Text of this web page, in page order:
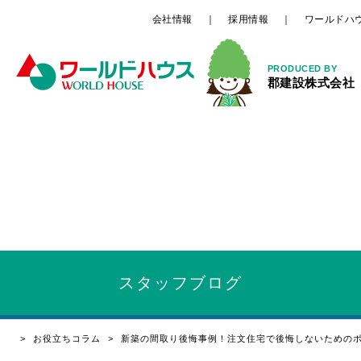
PRODUCED BY
郡建設株式会社
会社情報 採用情報 ワールドハ
スタッフ ブログ
お役立ちコラム 新築の間取り後悔事例！注文住宅で後悔しないための